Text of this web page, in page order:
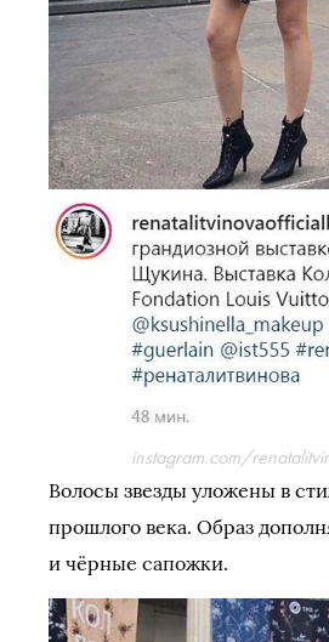
instagram.com/
Волосы звезды уложены в
прошлого века. Образ
и чёрные сапожки.